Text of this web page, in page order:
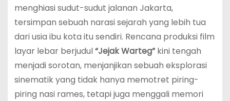
menghiasi sudut-sudut jalanan Jakarta,
tersimpan sebuah narasi sejarah yang lebih tua
dari usia ibu kota itu sendiri. Rencana produksi film
layar lebar berjudul“Jejak Warteg”kini tengah
menjadi sorotan, menjanjikan sebuah eksplorasi
sinematik yang tidak hanya memotret piring-
piring nasi rames, tetapi juga menggali memori